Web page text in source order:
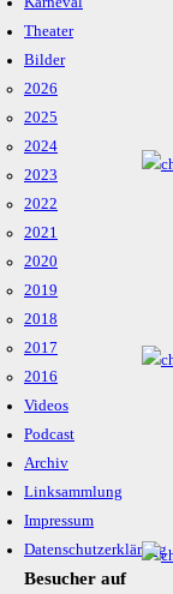
Theater
Bilder
2026
2025
2024
2023
2022
2021
2020
2019
2018
2017
2016
Videos
Podcast
Archiv
Linksammlung
Impressum
Datenschutzerklärung
Besucher auf